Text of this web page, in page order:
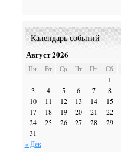
Календарь событий
Август 2026
Пн Вт Ср Чт Пт Сб
1
3
4 5 6 7 8
10
11 12 13 14 15
17
18 19 20 21 22
24
25 26 27 28 29
31
« Дек